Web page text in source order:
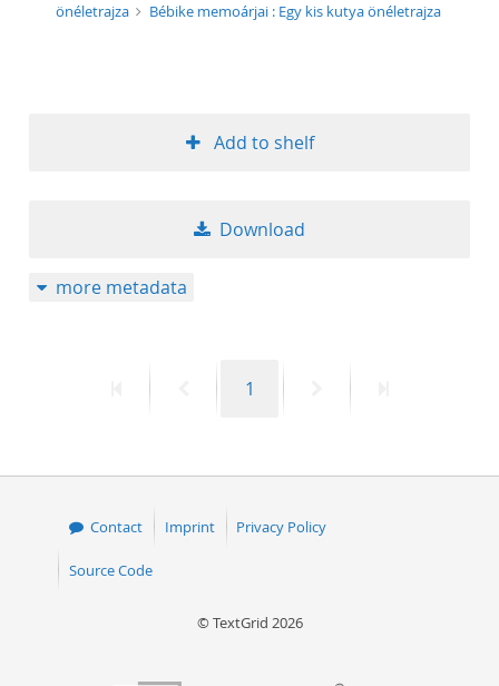
önéletrajza
Bébike memoárjai : Egy kis kutya önéletrajza
Add to shelf
Download
more metadata
PreviousPage
1
Contact Imprint Privacy Policy
Source Code
© TextGrid 2026